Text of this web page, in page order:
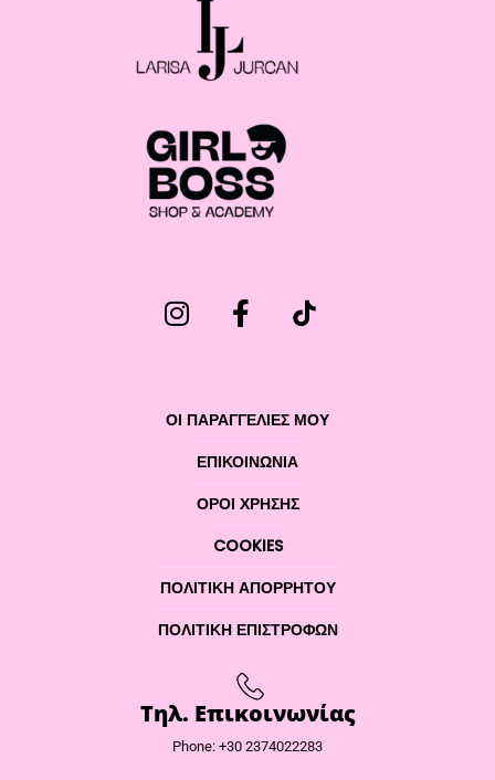
ΟΙ ΠΑΡΑΓΓΕΛΙΕΣ ΜΟΥ
ΕΠΙΚΟΙΝΩΝΊΑ
ΌΡΟΙ ΧΡΉΣΗΣ
COOKIES
ΠΟΛΙΤΙΚΉ ΑΠΟΡΡΉΤΟΥ
ΠΟΛΙΤΙΚΉ ΕΠΙΣΤΡΟΦΏΝ
Τηλ. Επικοινωνίας
Phone: +30 2374022283